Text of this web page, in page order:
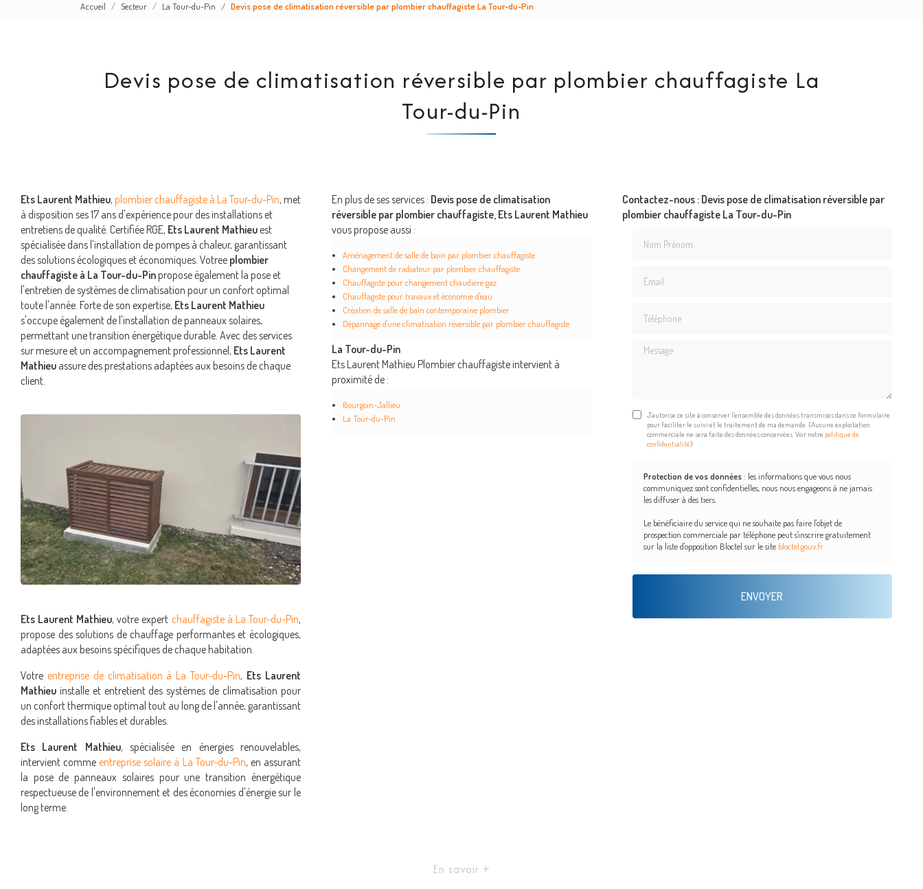
Accueil Secteur La Tour-du-Pin Devis pose de climatisation réversible par plombier chauffagiste La Tour-du-Pin
Devis pose de climatisation réversible par plombier chauffagiste La
Tour-du-Pin
Ets Laurent Mathieu, plombier chauffagiste à La Tour-du-Pin, met
à disposition ses 17 ans d'expérience pour des installations et
entretiens de qualité. Certifiée RGE, Ets Laurent Mathieu est
spécialisée dans l'installation de pompes à chaleur, garantissant
des solutions écologiques et économiques. Votree plombier
chauffagiste à La Tour-du-Pin propose également la pose et
l'entretien de systèmes de climatisation pour un confort optimal
toute l'année. Forte de son expertise, Ets Laurent Mathieu
s'occupe également de l'installation de panneaux solaires,
permettant une transition énergétique durable. Avec des services
sur mesure et un accompagnement professionnel, Ets Laurent
Mathieu assure des prestations adaptées aux besoins de chaque
client.
Ets Laurent Mathieu, votre expert chauffagiste à La Tour-du-Pin,
propose des solutions de chauffage performantes et écologiques,
adaptées aux besoins spécifiques de chaque habitation.
Votre entreprise de climatisation à La Tour-du-Pin, Ets Laurent
Mathieu installe et entretient des systèmes de climatisation pour
un confort thermique optimal tout au long de l'année, garantissant
des installations fiables et durables.
Ets Laurent Mathieu, spécialisée en énergies renouvelables,
intervient commeentreprise solaire à La Tour-du-Pin, en assurant
la pose de panneaux solaires pour une transition énergétique
respectueuse de l'environnement et des économies d'énergie sur le
long terme.
En plus de ses services : Devis pose de climatisation
réversible par plombier chauffagiste, Ets Laurent Mathieu
vous propose aussi :
Aménagement de salle de bain par plombier chauffagiste
Changement de radiateur par plombier chauffagiste
Chauffagiste pour changement chaudière gaz
Chauffagiste pour travaux et économie d'eau
Création de salle de bain contemporaine plombier
Dépannage d'une climatisation réversible par plombier chauffagiste
La Tour-du-Pin
Ets Laurent Mathieu Plombier chauffagiste intervient à
proximité de :
Bourgoin-Jallieu
La Tour-du-Pin
Contactez-nous : Devis pose de climatisation réversible par
plombier chauffagiste La Tour-du-Pin
Message
J'autorise ce site à conserver l'ensemble des données transmises dans ce formulaire
pour faciliter le suivi et le traitement de ma demande. (Aucune exploitation
commerciale ne sera faite des données concervées. Voir notre politique de
confidentialité)
Protection de vos données: les informations que vous nous
communiquez sont confidentielles, nous nous engageons à ne jamais
les diffuser à des tiers.
Le bénéficiaire du service qui ne souhaite pas faire l'objet de
prospection commerciale par téléphone peut s'inscrire gratuitement
sur la liste d'opposition Bloctel sur le site bloctel.gouv.fr
En savoir +